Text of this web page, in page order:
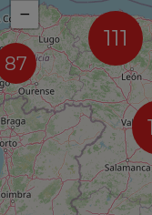
87
111
−